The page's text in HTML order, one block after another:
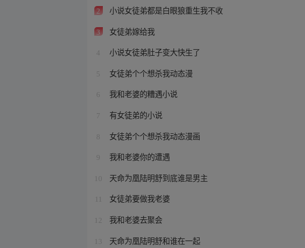
2 小说女徒弟都是白眼狼重生我不收
3 女徒弟嫁给我
4 小说女徒弟肚子变大快生了
5 女徒弟个个想杀我动态漫
6 我和老婆的糟遇小说
7 有女徒弟的小说
8 女徒弟个个想杀我动态漫画
9 我和老婆你的遭遇
10 天命为凰陆明舒到底谁是男主
女徒弟要做我老婆
12 我和老婆去聚会
13 天命为凰陆明舒和谁在一起